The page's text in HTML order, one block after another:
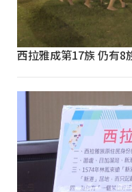
西拉雅成第17族 仍有8